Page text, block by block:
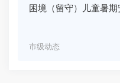
困境（留守）儿童暑期
市级动态